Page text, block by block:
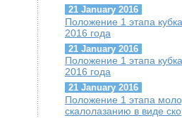
21 January 2016
Положение 1 этапа
2016 года
21 January 2016
Положение 1 этапа
2016 года
21 January 2016
Положение 1 этапа
скалолазанию в виде